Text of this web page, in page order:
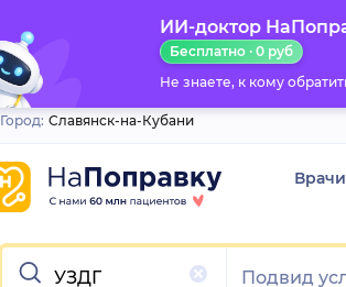
ИИ-доктор
Бесплатно · 0 руб
Не знаете, к кому
Город: Славянск-на-Кубани
Врачи
Очистить